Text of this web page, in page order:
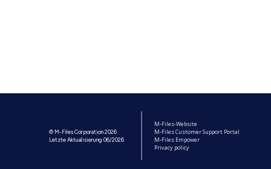
© M-Files Corporation 2026
Letzte Aktualisierung 06/2026
M-Files-Website
M-Files Customer Support Portal
M-Files Empower
Privacy policy